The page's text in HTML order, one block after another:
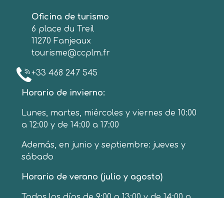
Oficina de turismo
6 place du Treil
11270 Fanjeaux
tourisme@ccplm.fr
+33 468 247 545
Horario de invierno:
Lunes, martes, miércoles y viernes de 10:00
a 12:00 y de 14:00 a 17:00
Además, en junio y septiembre: jueves y
sábado
Horario de verano (julio y agosto)